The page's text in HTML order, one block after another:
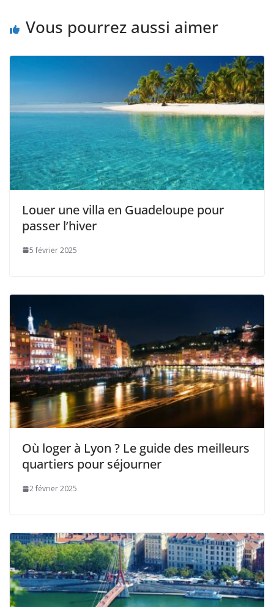
Vous pourrez aussi aimer
Louer une villa en Guadeloupe pour
passer l’hiver
5 février 2025
Où loger à Lyon ? Le guide des meilleurs
quartiers pour séjourner
2 février 2025